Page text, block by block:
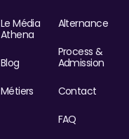
Le Média
Athena
Blog
Métiers
Alternance
Process &
Admission
Contact
FAQ